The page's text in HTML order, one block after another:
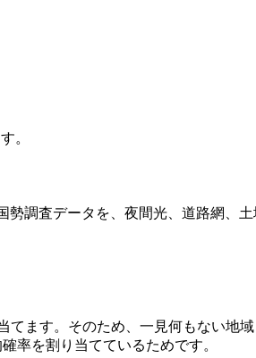
。
調査データを、夜間光、道路網、
ます。そのため、一見何もない地
率を割り当てているためです。